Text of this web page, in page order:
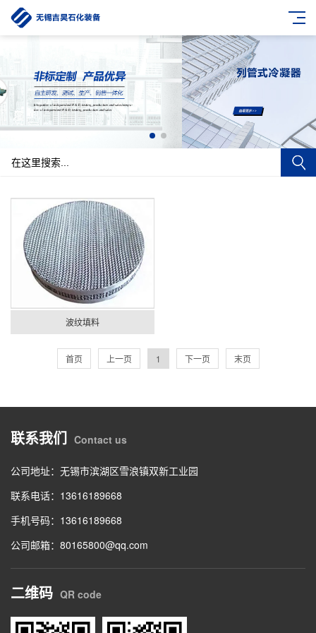
波纹填料
首页 上一页 1 下一页 末页
联系我们 Contact us
公司地址：无锡市滨湖区雪浪镇双新工业园
联系电话：13616189668
手机号码：13616189668
公司邮箱：80165800@qq.com
二维码 QR code